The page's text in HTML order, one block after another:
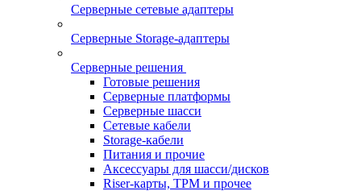
Серверные сетевые адаптеры
Серверные Storage-адаптеры
Серверные решения
Готовые решения
Серверные платформы
Серверные шасси
Сетевые кабели
Storage-кабели
Питания и прочие
Аксессуары для шасси/дисков
Riser-карты, TPM и прочее